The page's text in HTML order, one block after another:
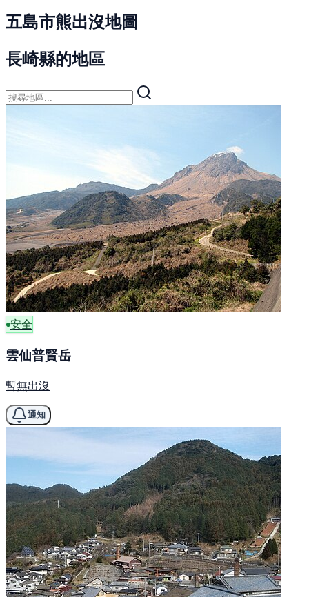
五島市熊出沒地圖
長崎縣的地區
安全
雲仙普賢岳
暫無出沒
通知